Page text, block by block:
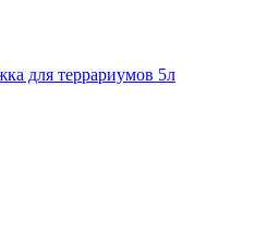
для террариумов 5л